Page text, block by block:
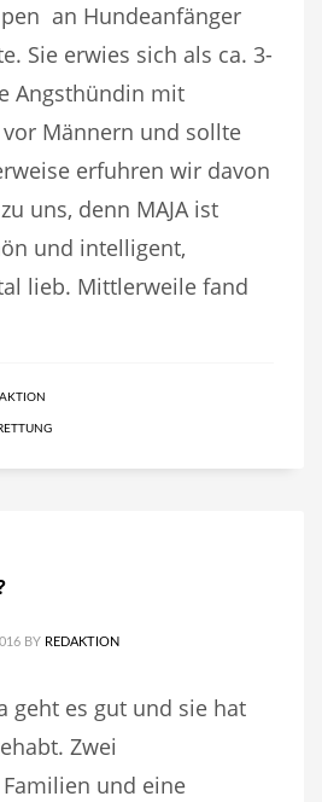
an Hundeanfänger
Sie erwies sich als ca. 3-
Angsthündin mit
Männern und sollte
erfuhren wir davon
uns, denn MAJA ist
und intelligent,
lieb. Mittlerweile fand
BY REDAKTION
geht es gut und sie hat
Zwei
und eine